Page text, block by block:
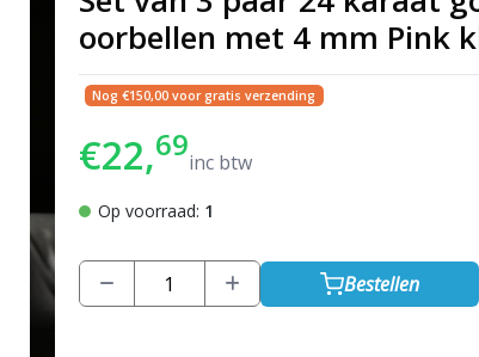
oorbellen met 4 mm Pink
Nog €150,00 voor gratis verzending
€22,69inc btw
Op voorraad: 1
Bestellen